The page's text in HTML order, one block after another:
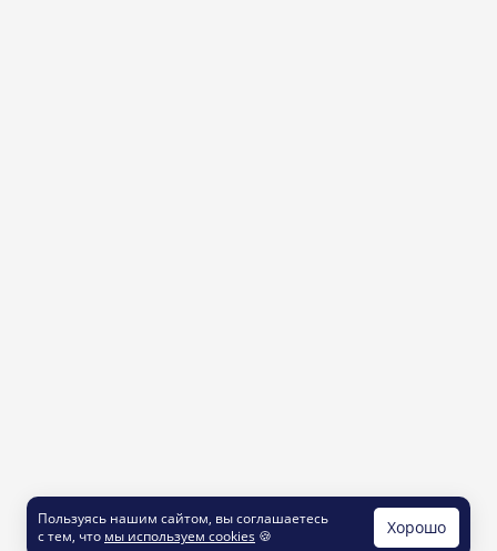
Пользуясь нашим сайтом, вы соглашаетесь
с тем, что мы используем cookies 🍪 Хорошо